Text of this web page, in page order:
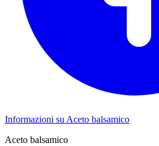
Informazioni su Aceto balsamico
Aceto balsamico